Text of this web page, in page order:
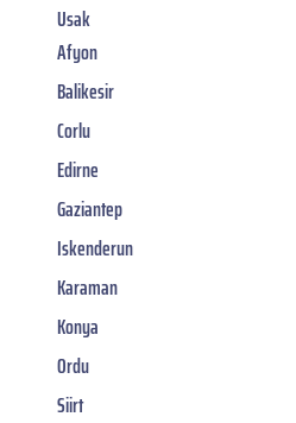
Usak
Afyon
Balikesir
Corlu
Edirne
Gaziantep
Iskenderun
Karaman
Konya
Ordu
Siirt